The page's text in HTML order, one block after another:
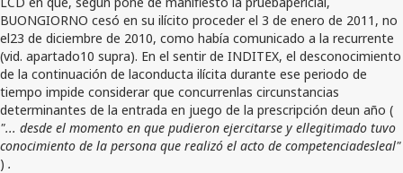
BUONGIORNO cesó en su ilícito proceder el 3 de enero de 2011, no
el23 de diciembre de 2010, como había comunicado a la recurrente
(vid. apartado10 supra). En el sentir de INDITEX, el desconocimiento
de la continuación de laconducta ilícita durante ese periodo de
tiempo impide considerar que concurrenlas circunstancias
determinantes de la entrada en juego de la prescripción deun año (
"... desde el momento en que pudieron ejercitarse y ellegitimado tuvo
conocimiento de la persona que realizó el acto de competenciadesleal"
) .